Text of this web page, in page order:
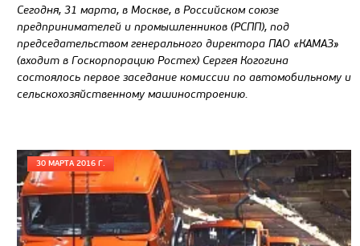
Сегодня, 31 марта, в Москве, в Российском союзе
предпринимателей и промышленников (РСПП), под
председательством генерального директора ПАО «КАМАЗ»
(входит в Госкорпорацию Ростех) Сергея Когогина
состоялось первое заседание комиссии по автомобильному и
сельскохозяйственному машиностроению.
30 МАРТА 2016 Г.